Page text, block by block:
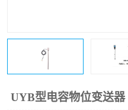
UYB型电容物位变送
流量仪表